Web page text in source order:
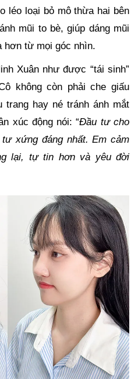
léo loại bỏ mô thừa hai bên
mũi to bè, giúp dáng mũi
hơn từ mọi góc nhìn.
Xuân như được “tái sinh”
không còn phải che giấu
hay né tránh ánh mắt
xúc động nói: “Đầu tư cho
xứng đáng nhất. Em cảm
lại, tự tin hơn và yêu đời